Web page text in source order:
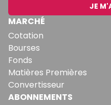
JE
MARCHÉ
Cotation
Bourses
Fonds
Matières Premières
Convertisseur
ABONNEMENTS